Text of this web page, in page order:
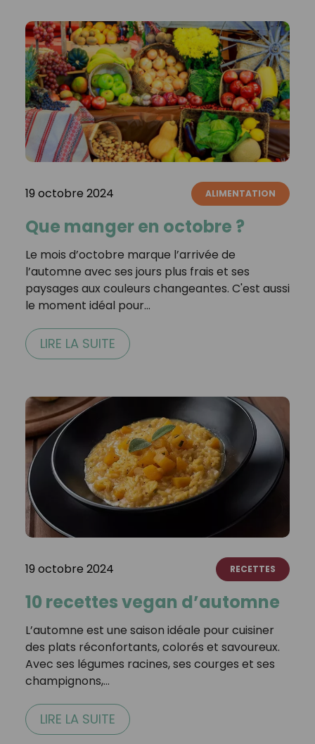
19 octobre 2024 ALIMENTATION
Que manger en octobre ?
Le mois d’octobre marque l’arrivée de
l’automne avec ses jours plus frais et ses
paysages aux couleurs changeantes. C'est aussi
le moment idéal pour…
LIRE LA SUITE
19 octobre 2024 RECETTES
10 recettes vegan d’automne
L’automne est une saison idéale pour cuisiner
des plats réconfortants, colorés et savoureux.
Avec ses légumes racines, ses courges et ses
champignons,…
LIRE LA SUITE